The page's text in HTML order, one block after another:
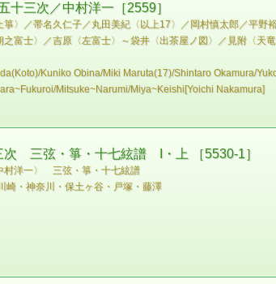
三次／中村洋一［2559］
〉／帯名久仁子／丸田美紀〈以上17〉／岡村慎太郎／平野
之富士〉／吉原〈左富士〉～袋井〈出茶屋ノ図〉／見附〈天
Kuniko Obina/Miki Maruta(17)/Shintaro Okamura/
Mitsuke~Narumi/Miya~Keishi[Yoichi Nakamura]
三弦・箏・十七絃譜 I・上 ［5530-1］
洋一〉 三弦・箏・十七絃譜
崎・神奈川・保土ヶ谷・戸塚・藤澤